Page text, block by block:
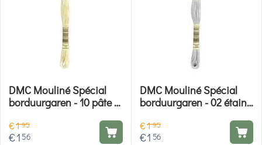
DMC Mouliné Spécial
borduurgaren - 10 pâte d
€195
€1 56
DMC Mouliné Spécial
borduurgaren - 02 étain
€195
€1 56